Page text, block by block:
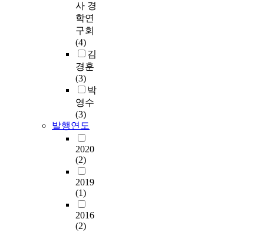
사 경
학연
구회
(4)
김
경훈
(3)
박
영수
(3)
발행연도
2020
(2)
2019
(1)
2016
(2)